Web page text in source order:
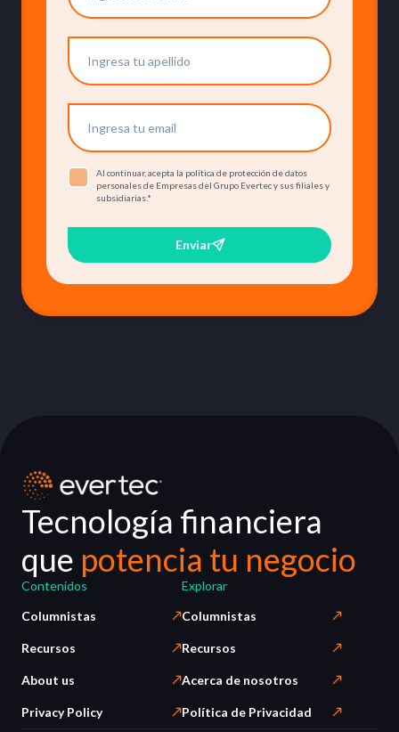
Al continuar, acepta la política de protección de datos
personales de Empresas del Grupo Evertec y sus filiales y
subsidiarias.*
Enviar
Tecnología financiera
que potencia tu negocio
Contenidos
Columnistas
Recursos
About us
Privacy Policy
Explorar
Columnistas
Recursos
Acerca de nosotros
Política de Privacidad